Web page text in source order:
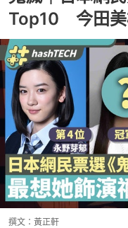
Top10 今田
撰文： 黃正軒